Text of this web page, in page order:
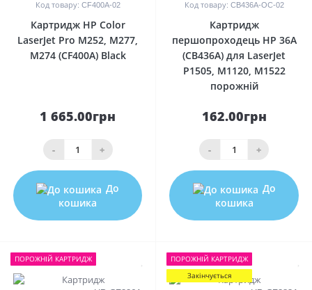
Код товару: CF400A-02
Картридж HP Color
LaserJet Pro M252, M277,
M274 (CF400A) Black
1 665.00грн
- +
До
кошика
Код товару: CB436A-OC-02
Картридж
першопроходець HP 36A
(CB436A) для LaserJet
P1505, M1120, M1522
порожній
162.00грн
- +
До
кошика
ПОРОЖНIЙ КАРТРИДЖ ПОРОЖНIЙ КАРТРИДЖ
Закінчується